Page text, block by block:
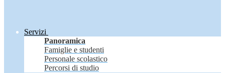
Servizi
Panoramica
Famiglie e studenti
Personale scolastico
Percorsi di studio